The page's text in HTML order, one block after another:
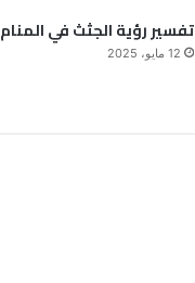
تفسير رؤية الجثث في المنام
12 مايو، 2025